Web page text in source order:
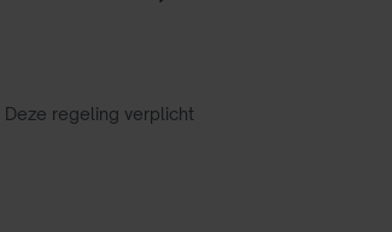
Deze regeling verplicht